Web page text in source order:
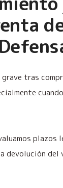
tras
devolución